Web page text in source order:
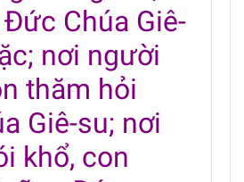
Chúa Giê-
nơi người
thăm hỏi
Giê-su; nơi
khổ, con